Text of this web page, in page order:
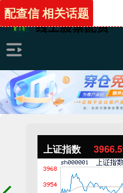
上证指数
配查信 相关话题